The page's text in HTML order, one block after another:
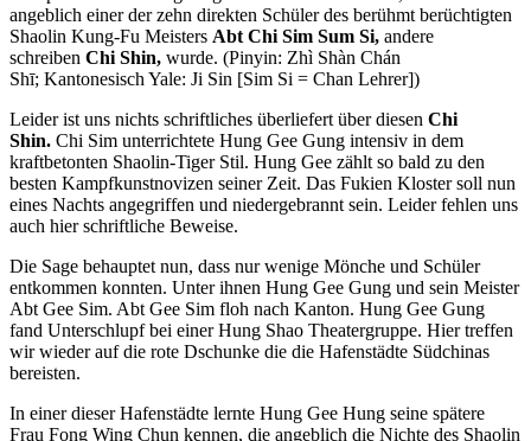
angeblich einer der zehn direkten Schüler des berühmt berüchtigten
Shaolin Kung-Fu Meisters Abt Chi Sim Sum Si, andere
schreiben Chi Shin, wurde. (Pinyin: Zhì Shàn Chán
Shī; Kantonesisch Yale: Ji Sin [Sim Si = Chan Lehrer])
Leider ist uns nichts schriftliches überliefert über diesen Chi
Shin. Chi Sim unterrichtete Hung Gee Gung intensiv in dem
kraftbetonten Shaolin-Tiger Stil. Hung Gee zählt so bald zu den
besten Kampfkunstnovizen seiner Zeit. Das Fukien Kloster soll nun
eines Nachts angegriffen und niedergebrannt sein. Leider fehlen uns
auch hier schriftliche Beweise.
Die Sage behauptet nun, dass nur wenige Mönche und Schüler
entkommen konnten. Unter ihnen Hung Gee Gung und sein Meister
Abt Gee Sim. Abt Gee Sim floh nach Kanton. Hung Gee Gung
fand Unterschlupf bei einer Hung Shao Theatergruppe. Hier treffen
wir wieder auf die rote Dschunke die die Hafenstädte Südchinas
bereisten.
In einer dieser Hafenstädte lernte Hung Gee Hung seine spätere
Frau Fong Wing Chun kennen, die angeblich die Nichte des Shaolin